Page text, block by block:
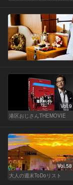
Vol.9
港区おじさんTHEMOVIE
Vol.58
大人の週末ToDoリスト